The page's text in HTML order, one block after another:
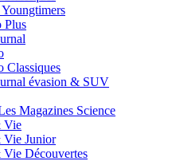
Plus
Classiques
évasion & SUV
Magazines Science
Vie
Vie Junior
Vie Découvertes